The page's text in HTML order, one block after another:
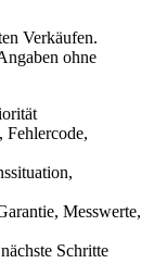
Verkäufen.
ohne
Fehlercode,
Messwerte,
Schritte